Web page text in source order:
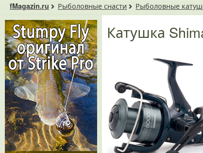
fMagazin.ru Рыболовные снасти Рыболовные
Катушка